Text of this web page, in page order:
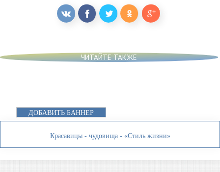
ЧИТАЙТЕ ТАКЖЕ
ДОБАВИТЬ БАННЕР
Красавицы - чудовища - «Стиль жизни»